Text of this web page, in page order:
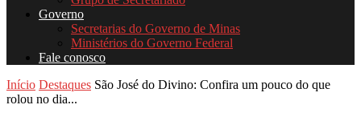
Governo
Secretarias do Governo de Minas
Ministérios do Governo Federal
Fale conosco
Início Destaques São José do Divino: Confira um pouco do que
rolou no dia...